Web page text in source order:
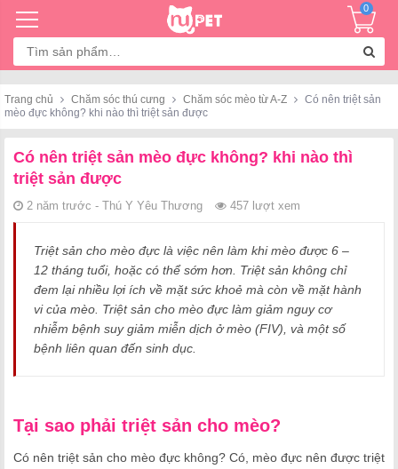
Tìm
kiếm:
0
Trang chủ Chăm sóc thú cưng Chăm sóc mèo từ A-Z
Có nên triệt sản
mèo đực không? khi nào thì triệt sản được
Có nên triệt sản mèo đực không? khi nào thì
triệt sản được
2 năm trước - Thú Y Yêu Thương 457 lượt xem
Triệt sản cho mèo đực là việc nên làm khi mèo được 6 –
12 tháng tuổi, hoặc có thể sớm hơn. Triệt sản không chỉ
đem lại nhiều lợi ích về mặt sức khoẻ mà còn về mặt hành
vi của mèo. Triệt sản cho mèo đực làm giảm nguy cơ
nhiễm bệnh suy giảm miễn dịch ở mèo (FIV), và một số
bệnh liên quan đến sinh dục.
Tại sao phải triệt sản cho mèo?
Có nên triệt sản cho mèo đực không? Có, mèo đực nên được triệt